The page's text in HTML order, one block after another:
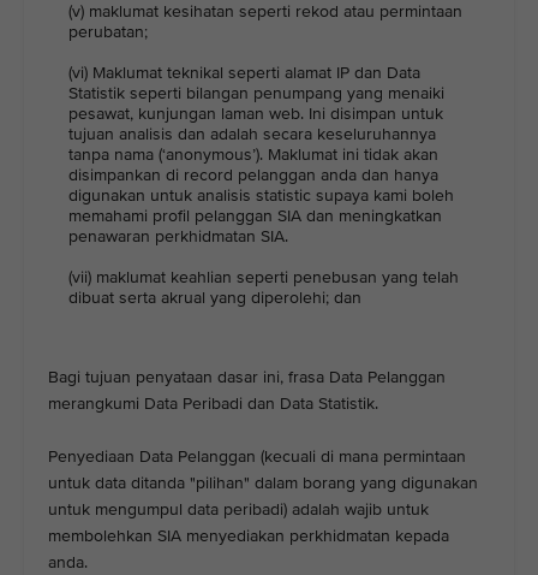
(v) maklumat kesihatan seperti rekod atau permintaan
perubatan;
(vi) Maklumat teknikal seperti alamat IP dan Data
Statistik seperti bilangan penumpang yang menaiki
pesawat, kunjungan laman web. Ini disimpan untuk
tujuan analisis dan adalah secara keseluruhannya
tanpa nama (‘anonymous’). Maklumat ini tidak akan
disimpankan di record pelanggan anda dan hanya
digunakan untuk analisis statistic supaya kami boleh
memahami profil pelanggan SIA dan meningkatkan
penawaran perkhidmatan SIA.
(vii) maklumat keahlian seperti penebusan yang telah
dibuat serta akrual yang diperolehi; dan
Bagi tujuan penyataan dasar ini, frasa Data Pelanggan
merangkumi Data Peribadi dan Data Statistik.
Penyediaan Data Pelanggan (kecuali di mana permintaan
untuk data ditanda "pilihan" dalam borang yang digunakan
untuk mengumpul data peribadi) adalah wajib untuk
membolehkan SIA menyediakan perkhidmatan kepada
anda.